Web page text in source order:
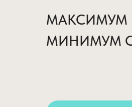
МАКСИМУМ
МИНИМУМ